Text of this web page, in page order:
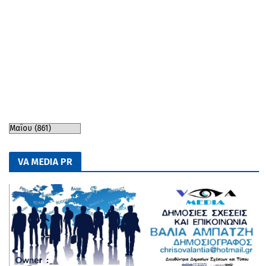
VA MEDIA PR